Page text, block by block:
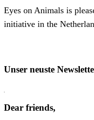
Eyes on Animals is
initiative in the
Unser neuste
Dear friends,